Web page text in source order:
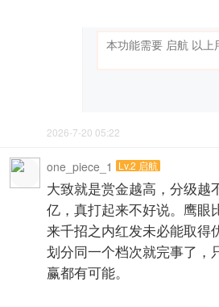
2026-7-20 05:22
one_piece_1 Lv.2 启航
大致就是赏金越高，分级越
亿，真打起来不好说。鹰眼
来千招之内红发未必能取得
划分同一个档次就完事了，
赢都有可能。